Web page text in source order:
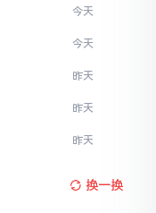
今天
今天
昨天
昨天
昨天
换一换